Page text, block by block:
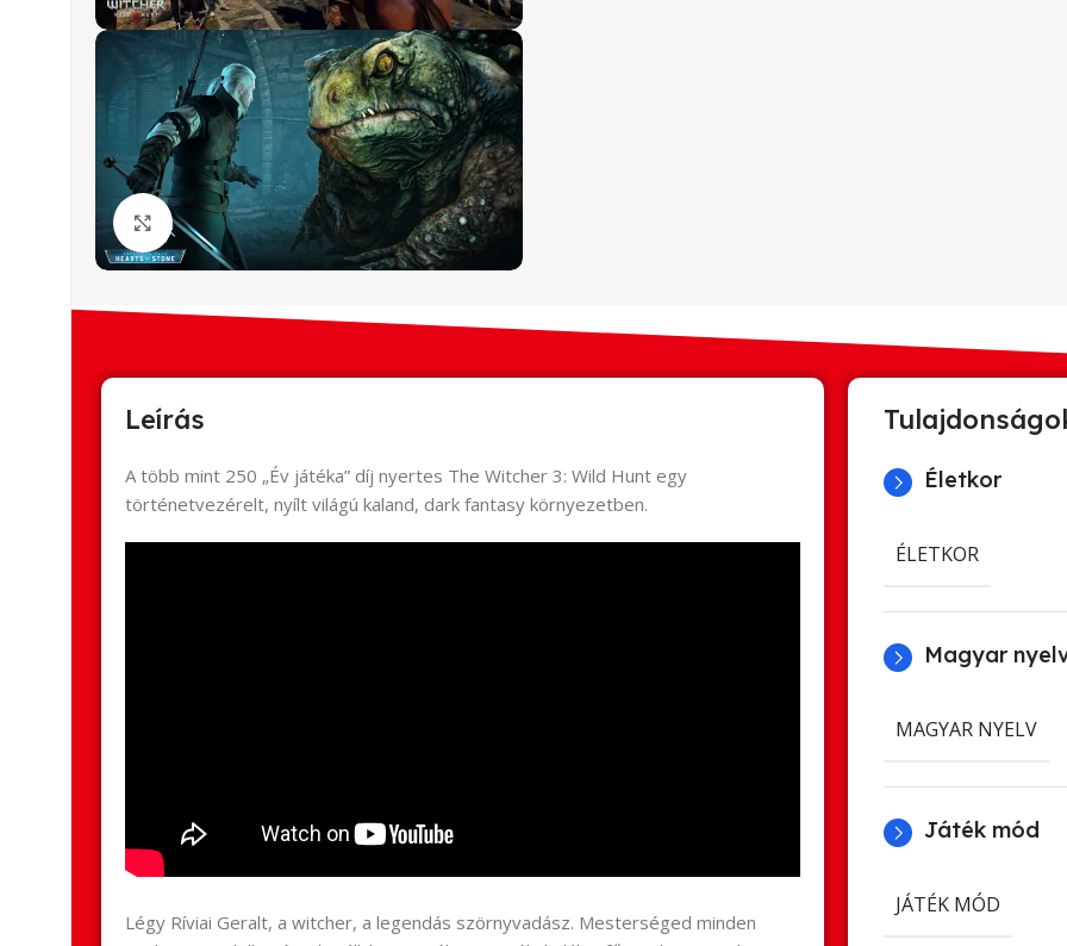
Click to enlarge
Leírás
A több mint 250 „Év játéka” díj nyertes The Witcher 3: Wild Hunt egy
történetvezérelt, nyílt világú kaland, dark fantasy környezetben.
Légy Ríviai Geralt, a witcher, a legendás szörnyvadász. Mesterséged minden
Életkor
ÉLETKOR
Magyar
MAGYAR NYELV
Játék mód
JÁTÉK MÓD